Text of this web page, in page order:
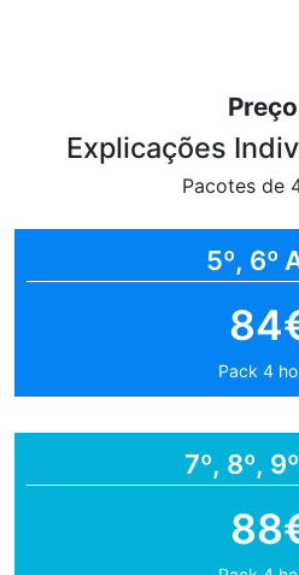
Explicações
Pacotes de
5º, 6º
Pack 4
7º, 8º,